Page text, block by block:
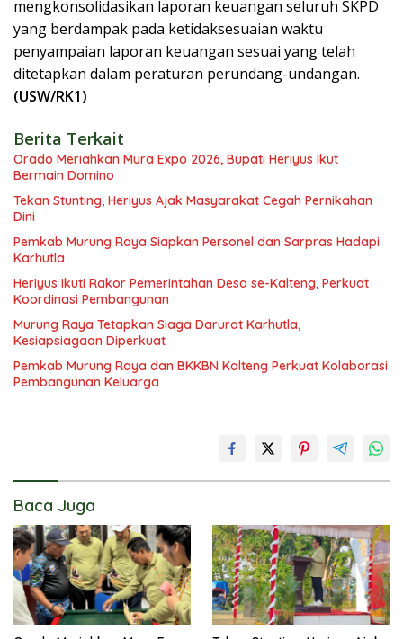
mengkonsolidasikan laporan keuangan seluruh SKPD
yang berdampak pada ketidaksesuaian waktu
penyampaian laporan keuangan sesuai yang telah
ditetapkan dalam peraturan perundang-undangan.
(USW/RK1)
Berita Terkait
Orado Meriahkan Mura Expo 2026, Bupati Heriyus Ikut
Bermain Domino
Tekan Stunting, Heriyus Ajak Masyarakat Cegah Pernikahan
Dini
Pemkab Murung Raya Siapkan Personel dan Sarpras Hadapi
Karhutla
Heriyus Ikuti Rakor Pemerintahan Desa se-Kalteng, Perkuat
Koordinasi Pembangunan
Murung Raya Tetapkan Siaga Darurat Karhutla,
Kesiapsiagaan Diperkuat
Pemkab Murung Raya dan BKKBN Kalteng Perkuat Kolaborasi
Pembangunan Keluarga
Baca Juga